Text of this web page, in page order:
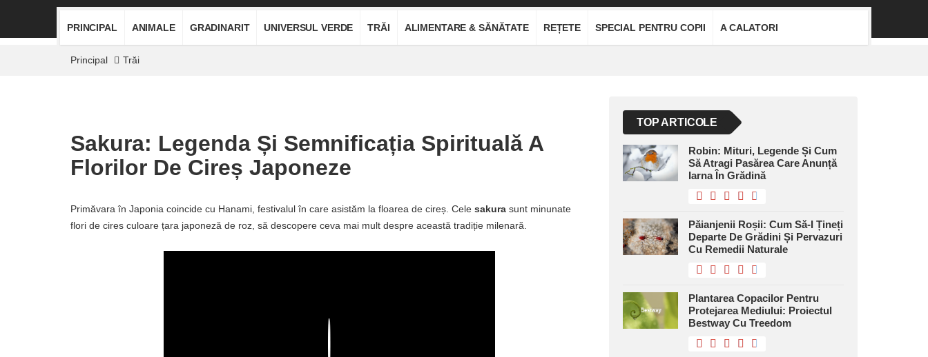
PRINCIPAL ANIMALE GRADINARIT UNIVERSUL VERDE TRĂI ALIMENTARE & SĂNĂTATE REȚETE SPECIAL PENTRU COPII A CALATORI
Principal Trăi
Sakura: Legenda Și Semnificația Spirituală A
Florilor De Cireș Japoneze
Primăvara în Japonia coincide cu Hanami, festivalul în care asistăm la floarea de cireș. Cele sakura sunt minunate
flori de cires culoare țara japoneză de roz, să descopere ceva mai mult despre această tradiție milenară.
TOP ARTICOLE
Robin: Mituri, Legende Și Cum
Să Atragi Pasărea Care Anunță
Iarna În Grădină
Păianjenii Roșii: Cum Să-I Țineți
Departe De Grădini Și Pervazuri
Cu Remedii Naturale
Plantarea Copacilor Pentru
Protejarea Mediului: Proiectul
Bestway Cu Treedom